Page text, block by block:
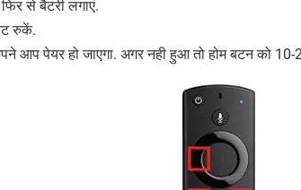
फिर से बैटरी लगाएं.
रुकें.
आप पेयर हो जाएगा. अगर नही हुआ तो होम बटन को